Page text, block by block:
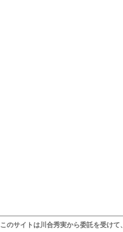
このサイトは川合秀実から委託を受け